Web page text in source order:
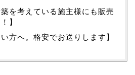
築を考えている施主様にも販売
】
い方へ。格安でお送りします】